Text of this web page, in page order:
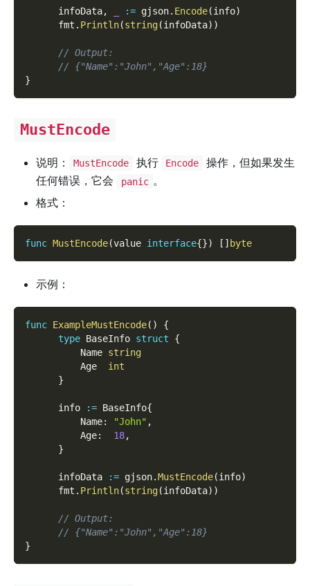
      infoData
, := gjson. Encode(info)
      fmt
. Println(string(infoData) )
// Output:
// {"Name":"John","Age":18}
}
MustEncode
说明： MustEncode 执行 Encode
操作，但如果发生
任何错误，它会
panic 。
格式：
func MustEncode(value interface{}) [ ] byte
示例：
func ExampleMustEncode( )
{
type BaseInfo struct
{
          Name
string
          Age
int
}
      info
:= BaseInfo{
          Name
: "John" ,
          Age
: 18,
}
      infoData
:= gjson.MustEncode(info)
      fmt
. Println(string(infoData) )
// Output:
// {"Name":"John","Age":18}
}